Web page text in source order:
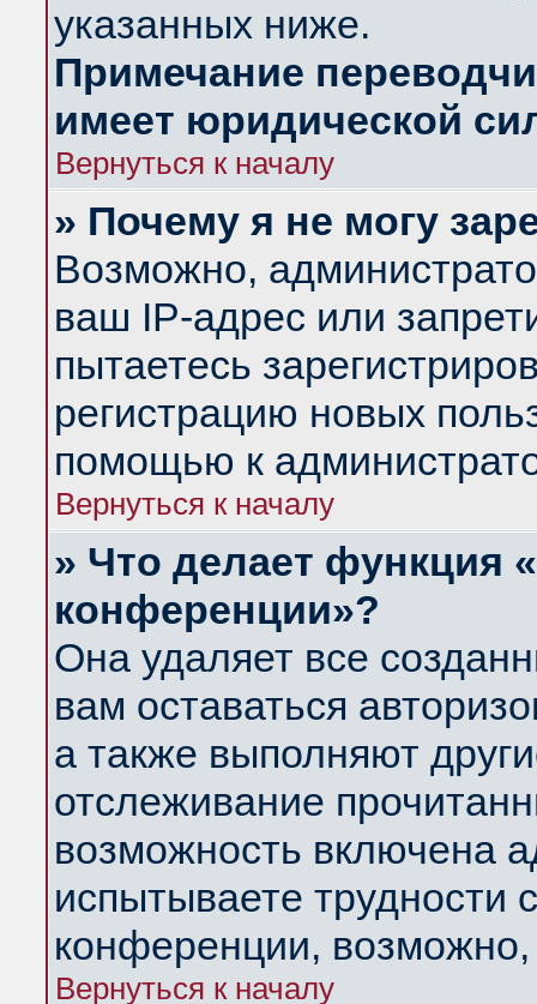
указанных ниже.
Примечание
имеет юридической
Вернуться к началу
» Почему я не могу
Возможно,
ваш IP-адрес или
пытаетесь
регистрацию новых
помощью к
Вернуться к началу
» Что делает функция
конференции»?
Она удаляет все
вам оставаться
а также выполняют
отслеживание
возможность включена
испытываете трудности
конференции,
Вернуться к началу